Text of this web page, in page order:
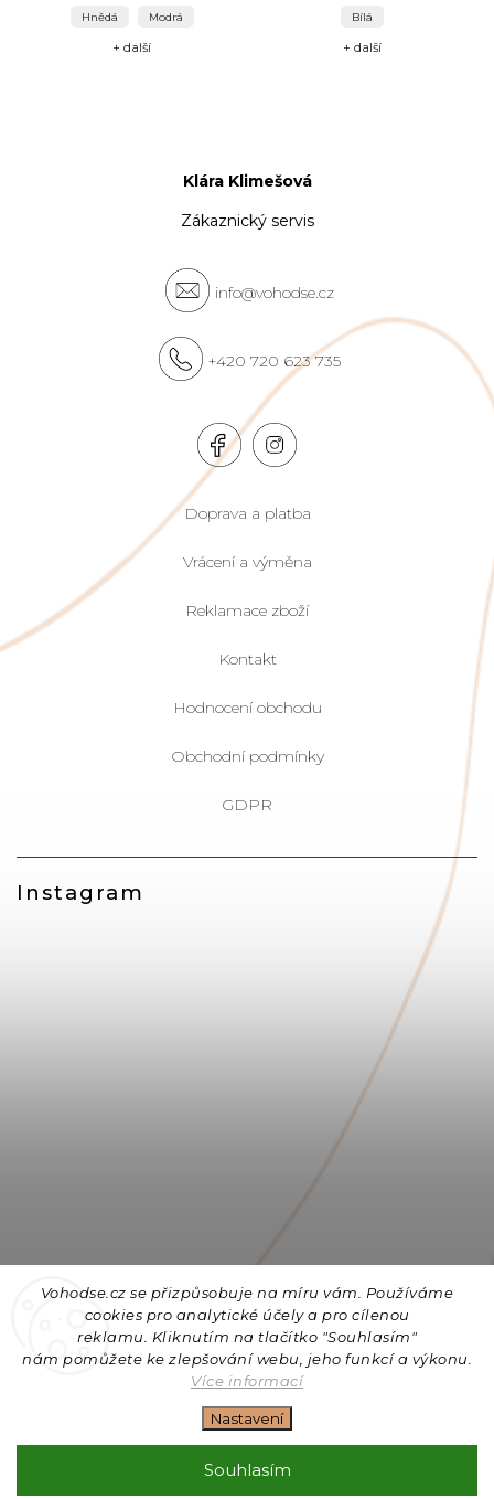
Vohodse.cz se přizpůsobuje na míru vám. Používáme
cookies pro analytické účely a pro cílenou
reklamu. Kliknutím na tlačítko "Souhlasím"
nám pomůžete ke zlepšování webu, jeho funkcí a výkonu.
Více informací
Nastavení
Souhlasím
Hnědá Modrá
+ další
Bílá
+ další
Instagram
Sledovat na Instagramu
Klára Klimešová
Zákaznický servis
info@vohodse.cz
+420 720 623 735
Doprava a platba
Vrácení a výměna
Reklamace zboží
Kontakt
Hodnocení obchodu
Obchodní podmínky
GDPR
Copyright 2026Vohodse.cz. Všechna práva vyhrazena.
Upravit nastavení cookies